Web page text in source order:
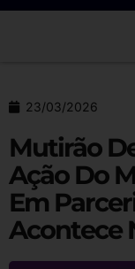
23/03/2026
Mutirão
Ação Do
Em
Acontece